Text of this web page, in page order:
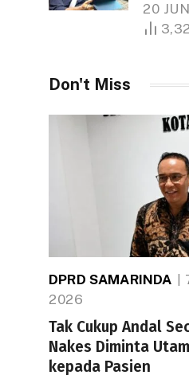
1.000
20
Don't Miss
DPRD SAMARINDA
2026
Tak Cukup Andal
Nakes Diminta
kepada Pasien